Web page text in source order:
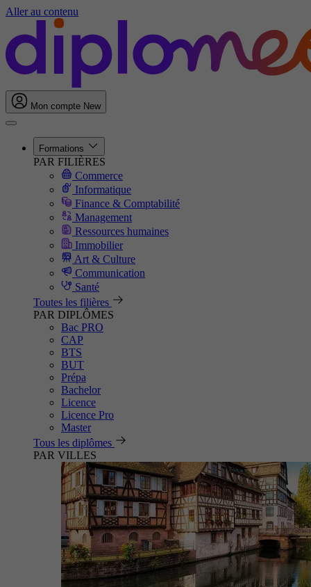
Aller au contenu
Mon compte New
Formations
PAR FILIÈRES
Commerce
Informatique
Finance & Comptabilité
Management
Ressources humaines
Immobilier
Art & Culture
Communication
Santé
Toutes les filières
PAR DIPLÔMES
Bac PRO
CAP
BTS
BUT
Prépa
Bachelor
Licence
Licence Pro
Master
Tous les diplômes
PAR VILLES